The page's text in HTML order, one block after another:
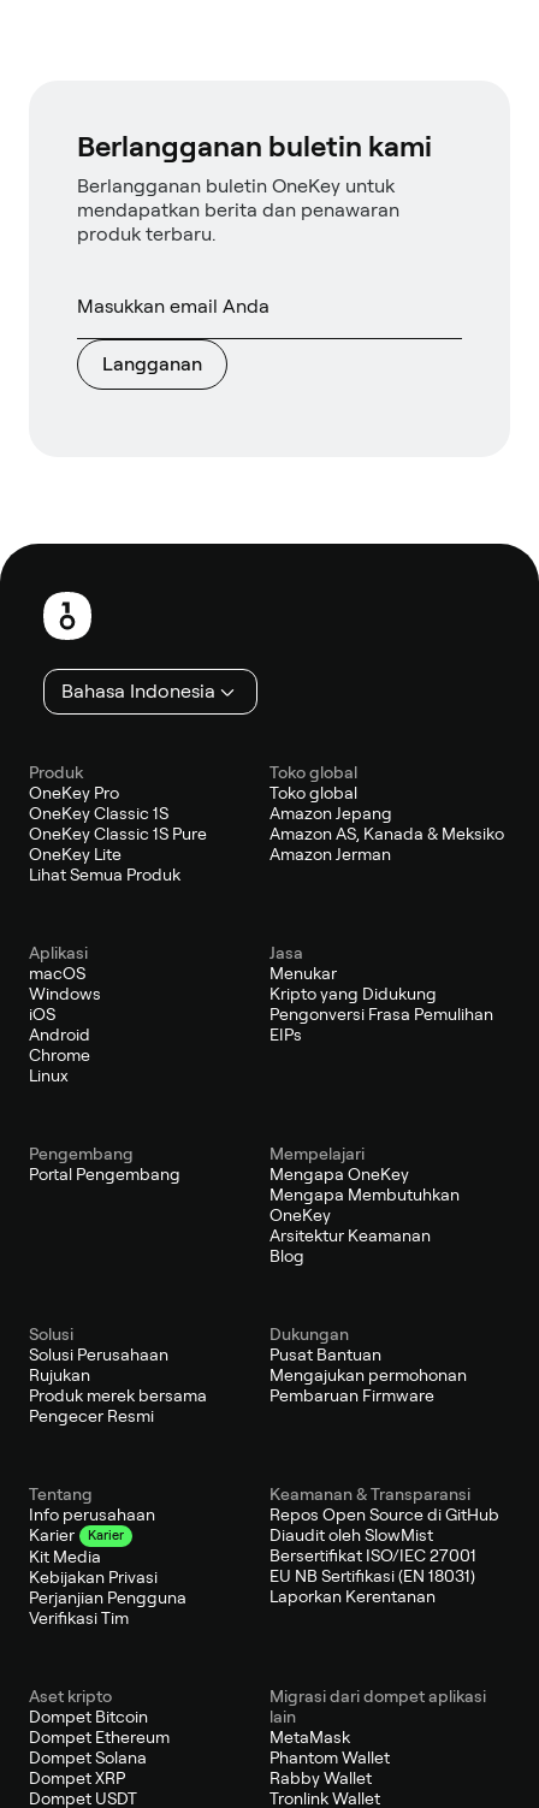
Berlangganan buletin kami
Berlangganan buletin OneKey untuk
mendapatkan berita dan penawaran
produk terbaru.
Langganan
Catatan
kaki
Bahasa Indonesia
Produk
OneKey Pro
OneKey Classic 1S
OneKey Classic 1S Pure
OneKey Lite
Lihat Semua Produk
Toko global
Toko global
Amazon Jepang
Amazon AS, Kanada & Meksiko
Amazon Jerman
Aplikasi
macOS
Windows
iOS
Android
Chrome
Linux
Jasa
Menukar
Kripto yang Didukung
Pengonversi Frasa Pemulihan
EIPs
Pengembang
Portal Pengembang
Mempelajari
Mengapa OneKey
Mengapa Membutuhkan
OneKey
Arsitektur Keamanan
Blog
Solusi
Solusi Perusahaan
Rujukan
Produk merek bersama
Pengecer Resmi
Dukungan
Pusat Bantuan
Mengajukan permohonan
Pembaruan Firmware
Tentang
Info perusahaan
Karier
Karier
Kit Media
Kebijakan Privasi
Perjanjian Pengguna
Verifikasi Tim
Keamanan & Transparansi
Repos Open Source di GitHub
Diaudit oleh SlowMist
Bersertifikat ISO/IEC 27001
EU NB Sertifikasi (EN 18031)
Laporkan Kerentanan
Aset kripto
Dompet Bitcoin
Dompet Ethereum
Dompet Solana
Dompet XRP
Dompet USDT
Migrasi dari dompet aplikasi
lain
MetaMask
Phantom Wallet
Rabby Wallet
Tronlink Wallet